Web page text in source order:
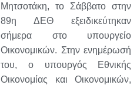
Μητσοτάκη, το Σάββατο στην
89η ΔΕΘ εξειδικεύτηκαν
σήμερα στο υπουργείο
Οικονομικών. Στην ενημέρωσή
του, ο υπουργός Εθνικής
Οικονομίας και Οικονομικών,